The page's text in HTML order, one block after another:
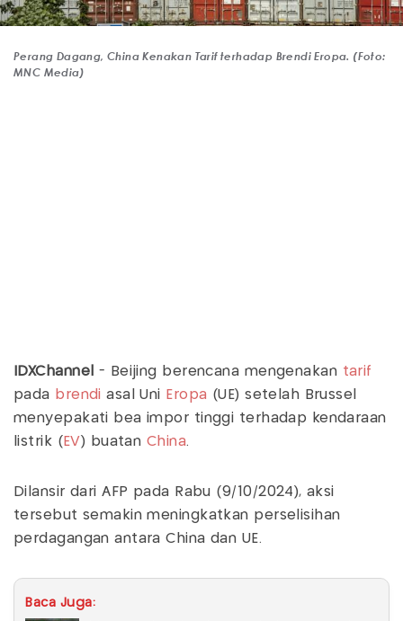
Perang Dagang, China Kenakan Tarif terhadap Brendi Eropa. (Foto:
MNC Media)
IDXChannel - Beijing berencana mengenakan tarif
pada brendi asal Uni Eropa (UE) setelah Brussel
menyepakati bea impor tinggi terhadap kendaraan
listrik ( EV ) buatan China.
Dilansir dari AFP pada Rabu (9/10/2024), aksi
tersebut semakin meningkatkan perselisihan
perdagangan antara China dan UE.
Baca Juga: